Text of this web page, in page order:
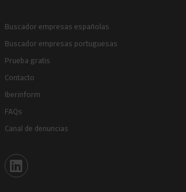
Buscador empresas españolas
Buscador empresas portuguesas
Prueba gratis
Contacto
Iberinform
FAQs
Canal de denuncias
Iberinform en Linkedin